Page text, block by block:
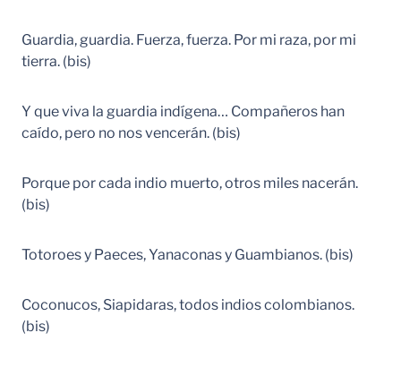
Guardia, guardia. Fuerza, fuerza. Por mi raza, por mi
tierra. (bis)
Y que viva la guardia indígena… Compañeros han
caído, pero no nos vencerán. (bis)
Porque por cada indio muerto, otros miles nacerán.
(bis)
Totoroes y Paeces, Yanaconas y Guambianos. (bis)
Coconucos, Siapidaras, todos indios colombianos.
(bis)